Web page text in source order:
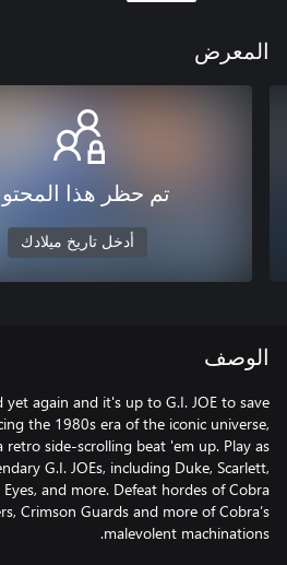
المعرض
تم حظر هذا
أدخل تاريخ ميلادك
الوصف
again and it's up to G.I. JOE to save
the 1980s era of the iconic universe,
retro side-scrolling beat 'em up. Play as
G.I. JOEs, including Duke, Scarlett,
Eyes, and more. Defeat hordes of Cobra
Crimson Guards and more of Cobra’s